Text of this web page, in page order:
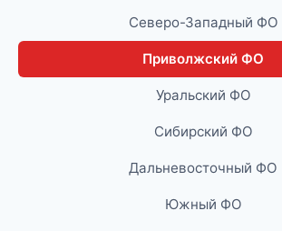
Северо-Западный ФО
Приволжский ФО
Уральский ФО
Сибирский ФО
Дальневосточный ФО
Южный ФО